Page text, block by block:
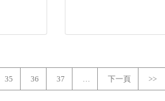
35 36 37 … 下一頁 >>